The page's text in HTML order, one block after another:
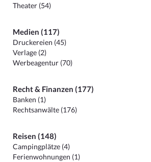
Theater (54)
Medien (117)
Druckereien (45)
Verlage (2)
Werbeagentur (70)
Recht & Finanzen (177)
Banken (1)
Rechtsanwälte (176)
Reisen (148)
Campingplätze (4)
Ferienwohnungen (1)